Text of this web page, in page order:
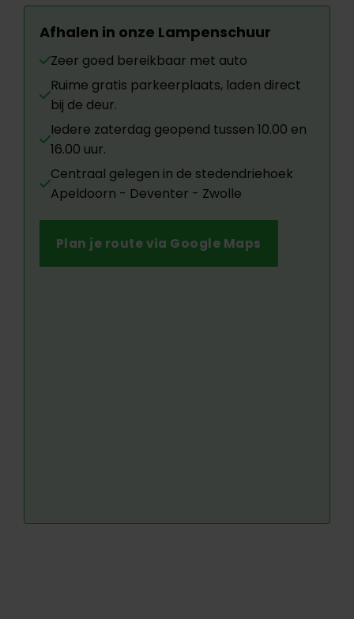
Afhalen in onze Lampenschuur
Zeer goed bereikbaar met auto
Ruime gratis parkeerplaats, laden direct
bij de deur.
Iedere zaterdag geopend tussen 10.00 en
16.00 uur.
Centraal gelegen in de stedendriehoek
Apeldoorn - Deventer - Zwolle
Plan je route via Google Maps